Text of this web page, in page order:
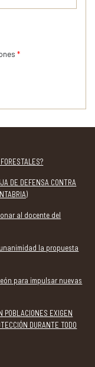
*
DE DEFENSA CONTRA
al docente del
la propuesta
para impulsar nuevas
POBLACIONES EXIGEN
DURANTE TODO